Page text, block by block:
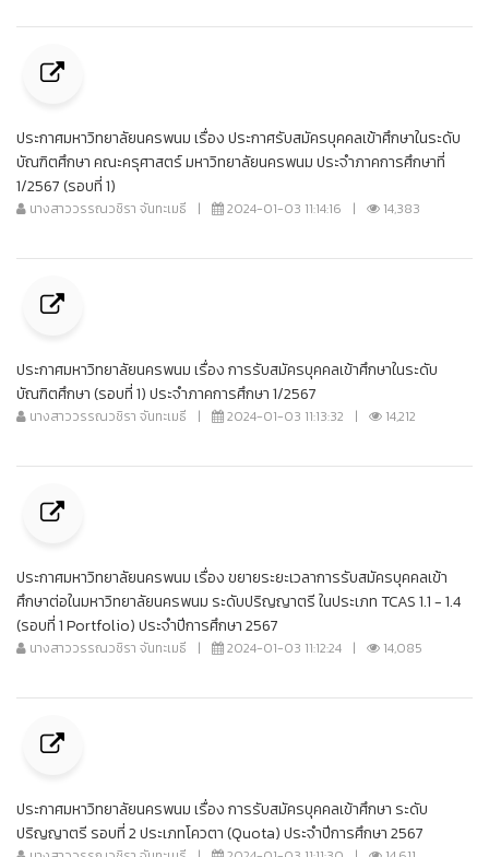
ประกาศมหาวิทยาลัยนครพนม เรื่อง ประกาศรับสมัครบุคคลเข้าศึกษาในระดับ
บัณฑิตศึกษา คณะครุศาสตร์ มหาวิทยาลัยนครพนม ประจำภาคการศึกษาที่
1/2567 (รอบที่ 1)
นางสาววรรณวชิรา จันทะเมธี | 2024-01-03 11:14:16 | 14,383
ประกาศมหาวิทยาลัยนครพนม เรื่อง การรับสมัครบุคคลเข้าศึกษาในระดับ
บัณฑิตศึกษา (รอบที่ 1) ประจำภาคการศึกษา 1/2567
นางสาววรรณวชิรา จันทะเมธี | 2024-01-03 11:13:32 | 14,212
ประกาศมหาวิทยาลัยนครพนม เรื่อง ขยายระยะเวลาการรับสมัครบุคคลเข้า
ศึกษาต่อในมหาวิทยาลัยนครพนม ระดับปริญญาตรี ในประเภท TCAS 1.1 - 1.4
(รอบที่ 1 Portfolio) ประจำปีการศึกษา 2567
นางสาววรรณวชิรา จันทะเมธี | 2024-01-03 11:12:24 | 14,085
ประกาศมหาวิทยาลัยนครพนม เรื่อง การรับสมัครบุคคลเข้าศึกษา ระดับ
ปริญญาตรี รอบที่ 2 ประเภทโควตา (Quota) ประจำปีการศึกษา 2567